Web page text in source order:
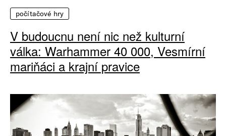
počítačové hry
V budoucnu není nic než kulturní
válka: Warhammer 40 000, Vesmírní
mariňáci a krajní pravice